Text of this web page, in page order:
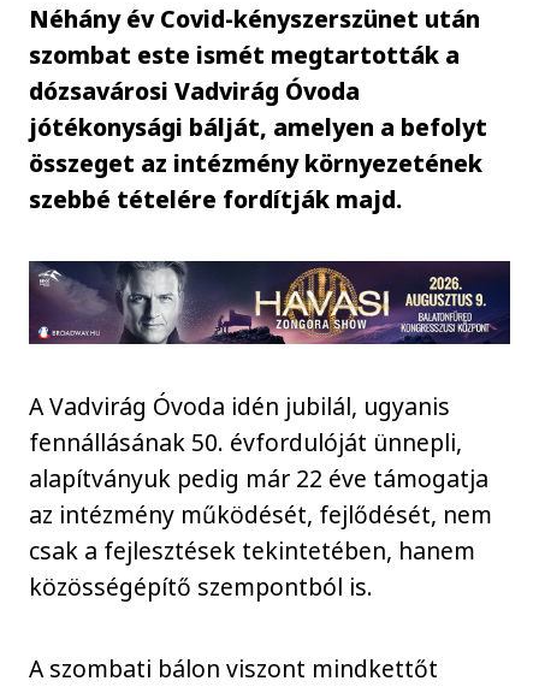
Néhány év Covid-kényszerszünet után
szombat este ismét megtartották a
dózsavárosi Vadvirág Óvoda
jótékonysági bálját, amelyen a befolyt
összeget az intézmény környezetének
szebbé tételére fordítják majd.
A Vadvirág Óvoda idén jubilál, ugyanis
fennállásának 50. évfordulóját ünnepli,
alapítványuk pedig már 22 éve támogatja
az intézmény működését, fejlődését, nem
csak a fejlesztések tekintetében, hanem
közösségépítő szempontból is.
A szombati bálon viszont mindkettőt